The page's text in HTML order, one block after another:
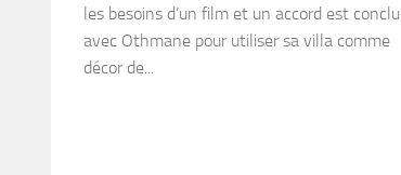
les besoins d’un film et un accord est conclu
avec Othmane pour utiliser sa villa comme
décor de...